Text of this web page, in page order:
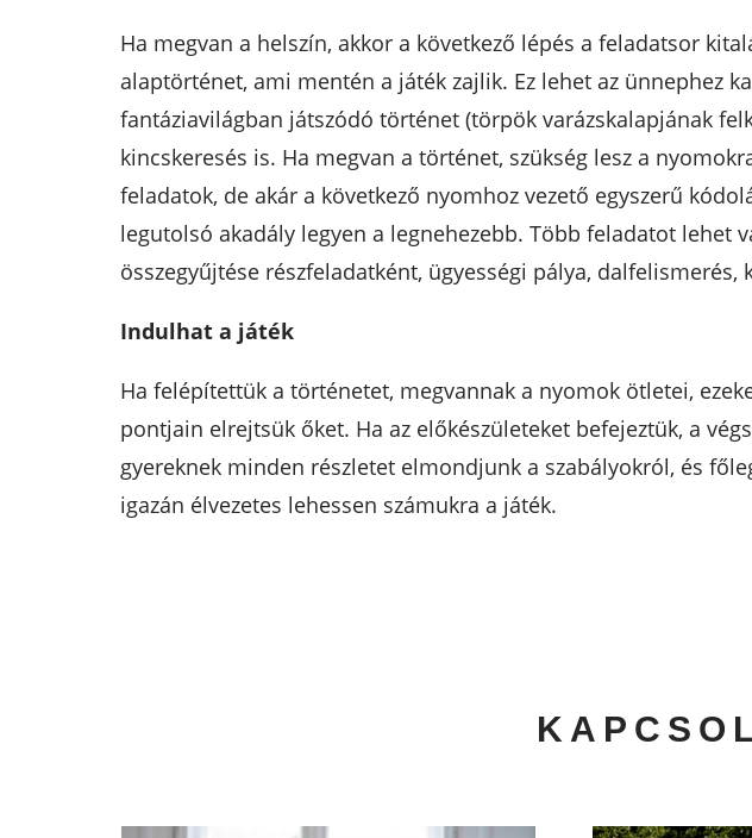
Ha megvan a helszín, akkor a következő lépés a feladatsor
alaptörténet, ami mentén a játék zajlik. Ez lehet az ünnephez
fantáziavilágban játszódó történet (törpök varázskalapjának
kincskeresés is. Ha megvan a történet, szükség lesz a
feladatok, de akár a következő nyomhoz vezető egyszerű
legutolsó akadály legyen a legnehezebb. Több feladatot lehet
összegyűjtése részfeladatként, ügyességi pálya,
Indulhat a játék
Ha felépítettük a történetet, megvannak a nyomok ötletei,
pontjain elrejtsük őket. Ha az előkészületeket befejeztük, a
gyereknek minden részletet elmondjunk a szabályokról, és
igazán élvezetes lehessen számukra a játék.